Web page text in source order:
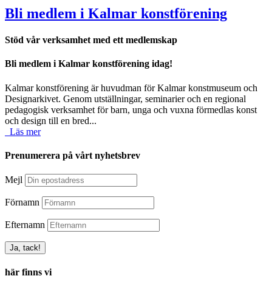
Bli medlem i Kalmar konstförening
Stöd vår verksamhet med ett medlemskap
Bli medlem i Kalmar konstförening idag!
Kalmar konstförening är huvudman för Kalmar konstmuseum och
Designarkivet. Genom utställningar, seminarier och en regional
pedagogisk verksamhet för barn, unga och vuxna förmedlas konst
och design till en bred...
Läs mer
Prenumerera på vårt nyhetsbrev
Mejl
Förnamn
Efternamn
här finns vi